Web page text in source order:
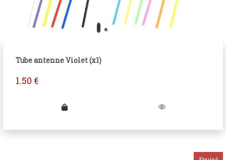
Tube antenne Violet (x1)
1.50 €